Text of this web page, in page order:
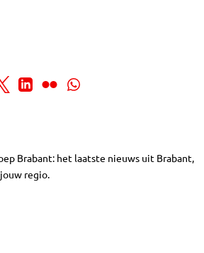
Brabant: het laatste nieuws uit Brabant,
regio.